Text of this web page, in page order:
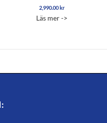
2,990.00kr
Läs mer ->